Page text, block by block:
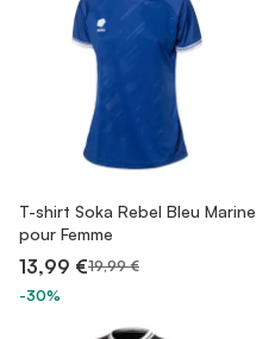
T-shirt Soka Rebel Bleu Marine
pour Femme
13,99 €19,99 €
-30%